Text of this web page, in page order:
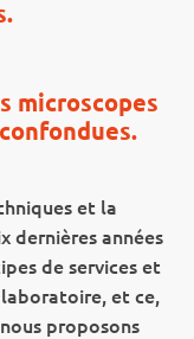
microscopes
et la
dernières années
de services et
et ce,
proposons